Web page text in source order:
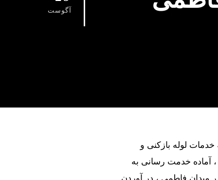
آگوست
در ارائه خدمات لوله بازکنی و
آماده خدمت رسانی به
میدان فاطمی ، در آوردن